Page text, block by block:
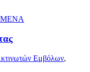
Εμβόλων,